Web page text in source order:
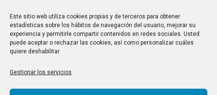
Este sitio web utiliza cookies propias y de terceros para obtener
estadísticas sobre los hábitos de navegación del usuario, mejorar su
experiencia y permitirle compartir contenidos en redes sociales. Usted
puede aceptar o rechazar las cookies, así como personalizar cuáles
quiere deshabilitar.
Gestionar los servicios